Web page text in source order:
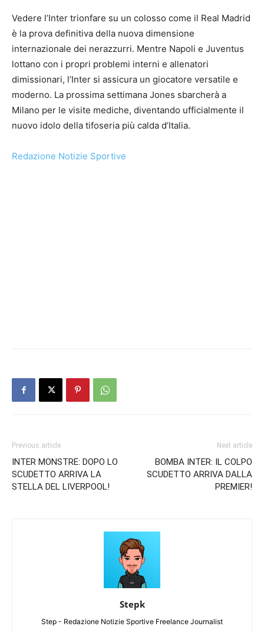
Vedere l’Inter trionfare su un colosso come il Real Madrid
è la prova definitiva della nuova dimensione
internazionale dei nerazzurri. Mentre Napoli e Juventus
lottano con i propri problemi interni e allenatori
dimissionari, l’Inter si assicura un giocatore versatile e
moderno. La prossima settimana Jones sbarcherà a
Milano per le visite mediche, diventando ufficialmente il
nuovo idolo della tifoseria più calda d’Italia.
Redazione Notizie Sportive
Previous article
INTER MONSTRE: DOPO LO
SCUDETTO ARRIVA LA
STELLA DEL LIVERPOOL!
Next article
BOMBA INTER: IL COLPO
SCUDETTO ARRIVA DALLA
PREMIER!
Stepk
Step - Redazione Notizie Sportive Freelance Journalist